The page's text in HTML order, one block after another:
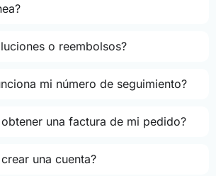
o reembolsos?
mi número de seguimiento?
una factura de mi pedido?
una cuenta?